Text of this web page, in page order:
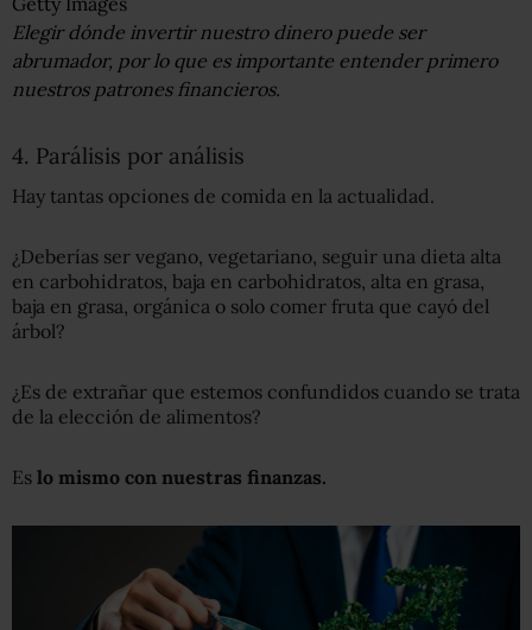
Elegir dónde invertir nuestro dinero puede ser
abrumador, por lo que es importante entender primero
nuestros patrones financieros.
4. Parálisis por análisis
Hay tantas opciones de comida en la actualidad.
¿Deberías ser vegano, vegetariano, seguir una dieta alta
en carbohidratos, baja en carbohidratos, alta en grasa,
baja en grasa, orgánica o solo comer fruta que cayó del
árbol?
¿Es de extrañar que estemos confundidos cuando se trata
de la elección de alimentos?
Es lo mismo con nuestras finanzas.